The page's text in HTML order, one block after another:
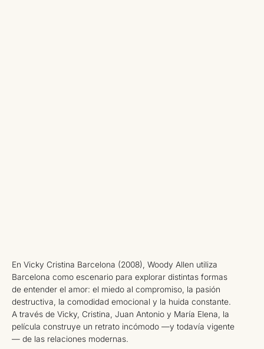
En Vicky Cristina Barcelona (2008), Woody Allen utiliza
Barcelona como escenario para explorar distintas formas
de entender el amor: el miedo al compromiso, la pasión
destructiva, la comodidad emocional y la huida constante.
A través de Vicky, Cristina, Juan Antonio y María Elena, la
película construye un retrato incómodo —y todavía vigente
— de las relaciones modernas.